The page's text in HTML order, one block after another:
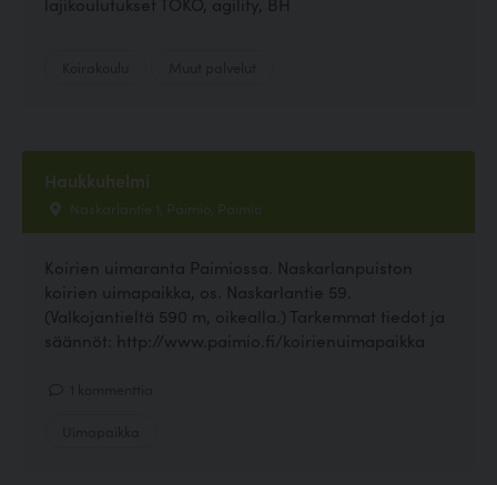
Haukkuhelmi
Naskarlantie 1, Paimio, Paimio
Koirien uimaranta Paimiossa. Naskarlanpuiston
koirien uimapaikka, os. Naskarlantie 59.
(Valkojantieltä 590 m, oikealla.) Tarkemmat tiedot ja
säännöt: http://www.paimio.fi/koirienuimapaikka